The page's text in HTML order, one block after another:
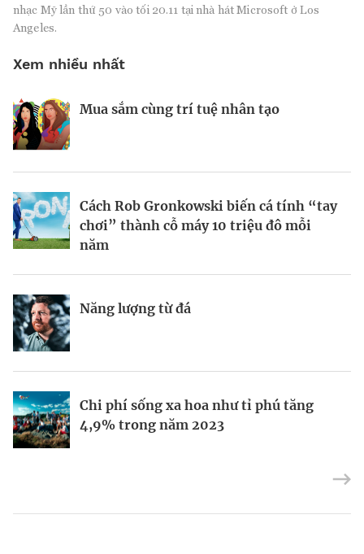
nhạc Mỹ lần thứ 50 vào tối 20.11 tại nhà hát Microsoft ở Los
Angeles.
Xem nhiều nhất
Mua sắm cùng trí tuệ nhân tạo
Cách Rob Gronkowski biến cá tính “tay
chơi” thành cỗ máy 10 triệu đô mỗi
năm
Năng lượng từ đá
Chi phí sống xa hoa như tỉ phú tăng
4,9% trong năm 2023
Nhà sáng lập 25 tuổi và tham vọng lật
Thợ săn khoản vay
Nếu biết tận dụng, AI sẽ giúp điều hành
công ty tốt hơn
Định vị doanh nghiệp Việt trên bản đồ
kinh tế toàn cầu
Kiểm soát bất ổn và bảo vệ sức khỏe
BRANDCONNECT | Brand Contributor
Champagne hàng đầu cho chất riêng
mùa lễ hội
Kết nối liên vùng: Đòn bẩy chiến lược
Mukesh Ambani sắp chuyển giao quyền
điều hành Reliance Industries cho các